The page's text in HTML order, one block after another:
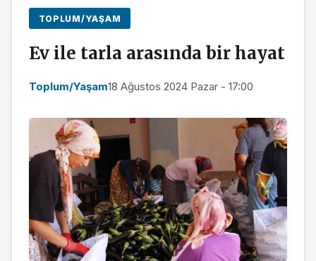
TOPLUM/YAŞAM
Ev ile tarla arasında bir hayat
Toplum/Yaşam18 Ağustos 2024 Pazar - 17:00